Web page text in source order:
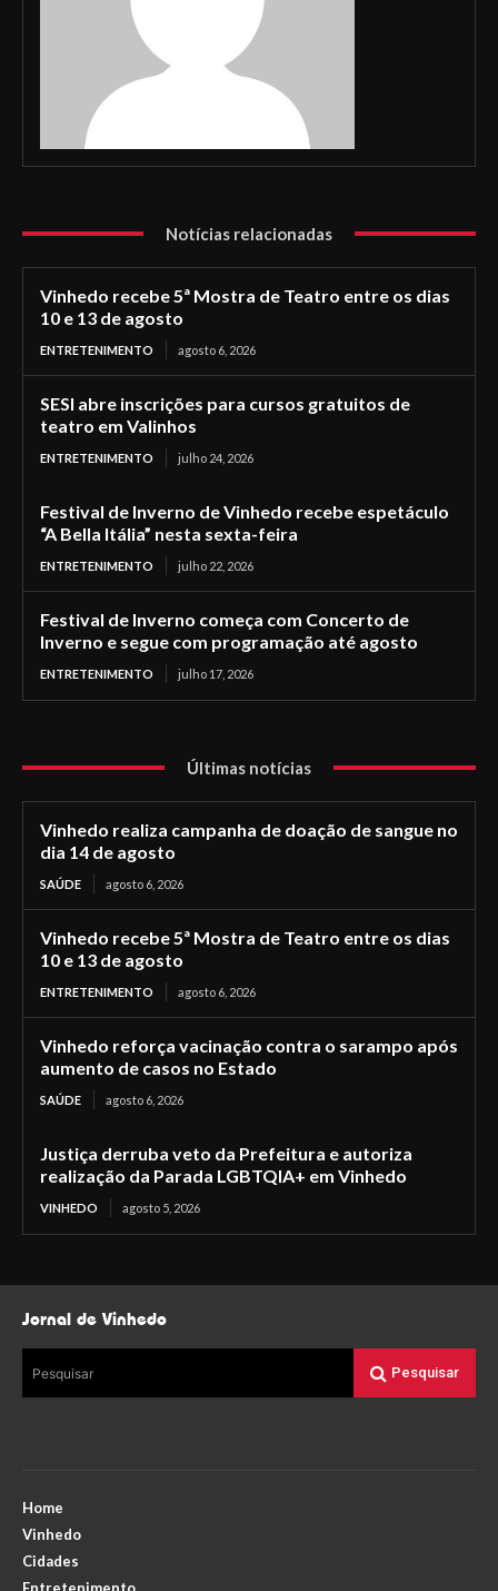
Notícias relacionadas
Vinhedo recebe 5ª Mostra de Teatro entre os dias
10 e 13 de agosto
ENTRETENIMENTO agosto 6, 2026
SESI abre inscrições para cursos gratuitos de
teatro em Valinhos
ENTRETENIMENTO julho 24, 2026
Festival de Inverno de Vinhedo recebe espetáculo
“A Bella Itália” nesta sexta-feira
ENTRETENIMENTO julho 22, 2026
Festival de Inverno começa com Concerto de
Inverno e segue com programação até agosto
ENTRETENIMENTO julho 17, 2026
Últimas notícias
Vinhedo realiza campanha de doação de sangue no
dia 14 de agosto
SAÚDE agosto 6, 2026
Vinhedo recebe 5ª Mostra de Teatro entre os dias
10 e 13 de agosto
ENTRETENIMENTO agosto 6, 2026
Vinhedo reforça vacinação contra o sarampo após
aumento de casos no Estado
SAÚDE agosto 6, 2026
Justiça derruba veto da Prefeitura e autoriza
realização da Parada LGBTQIA+ em Vinhedo
VINHEDO agosto 5, 2026
Jornal de Vinhedo
Pesquisar Pesquisar
Home
Vinhedo
Cidades